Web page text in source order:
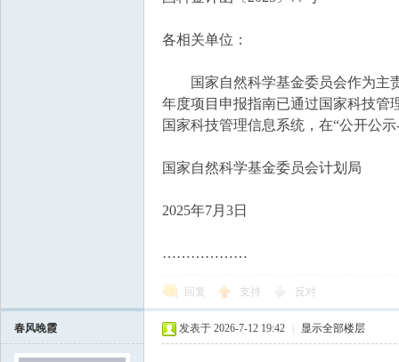
各相关单位：
国家自然科学基金委员会作为主责
年度项目申报指南已通过国家科技管
国家科技管理信息系统，在“公开公
国家自然科学基金委员会计划局
2025年7月3日
………………
回复 支持 反对
春风晚霞 发表于 2026-7-12 19:42 显示全部楼层